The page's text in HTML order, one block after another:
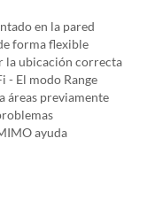
en la pared
forma flexible
la ubicación correcta
- El modo Range
áreas previamente
ayuda